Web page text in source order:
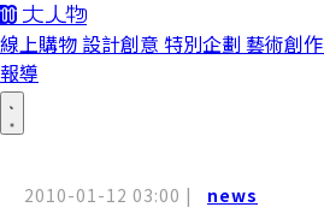
線上購物 設計創意 特別企劃 藝術創作
報導
2010-01-12 03:00 | news